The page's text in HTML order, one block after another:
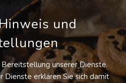
und
unserer Dienste.
Dienste erklären Sie sich damit